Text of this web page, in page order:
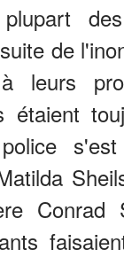
des
de
leurs
étaient
Conrad